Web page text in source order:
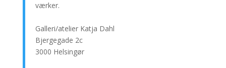
værker.
Galleri/atelier Katja Dahl
Bjergegade 2c
3000 Helsingør